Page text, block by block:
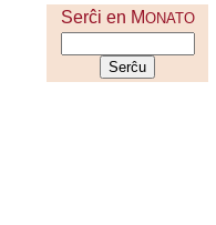
Serĉi en MONATO